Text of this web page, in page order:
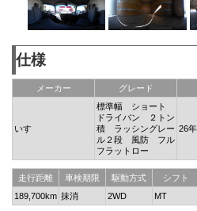
仕様
メーカー グレード
いすゞ
標準幅 ショート
ドライバン ２トン
積 ラッシングレー
ル２段 風防 フル
フラットロー
26
走行距離 車検期限 駆動方式 シフト
189,700km 抹消 2WD MT